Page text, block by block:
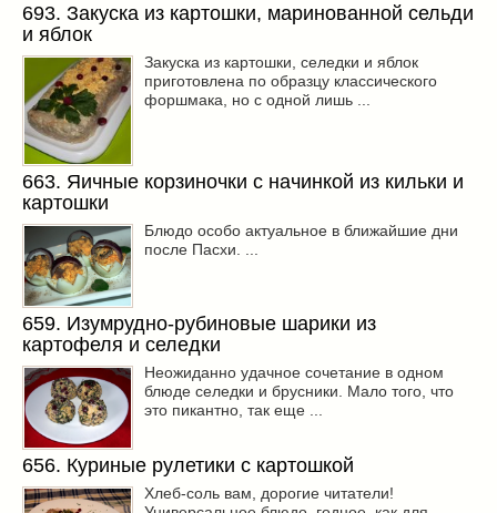
693. Закуска из картошки, маринованной сельди
и яблок
Закуска из картошки, селедки и яблок
приготовлена по образцу классического
форшмака, но с одной лишь ...
663. Яичные корзиночки с начинкой из кильки и
картошки
Блюдо особо актуальное в ближайшие дни
после Пасхи. ...
659. Изумрудно-рубиновые шарики из
картофеля и селедки
Неожиданно удачное сочетание в одном
блюде селедки и брусники. Мало того, что
это пикантно, так еще ...
656. Куриные рулетики с картошкой
Хлеб-соль вам, дорогие читатели!